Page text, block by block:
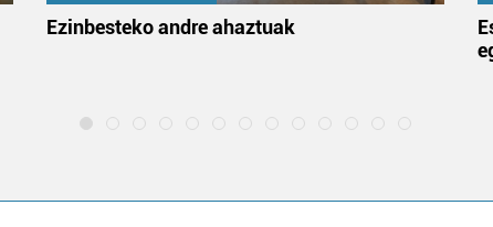
Ezinbesteko andre ahaztuak